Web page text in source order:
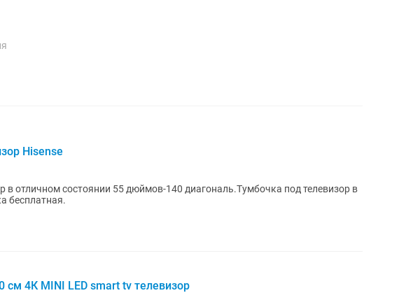
Hisense
в отличном состоянии 55 дюймов-140 диагональ.Тумбочка под телевизор в
бесплатная.
4К MINI LED smart tv телевизор